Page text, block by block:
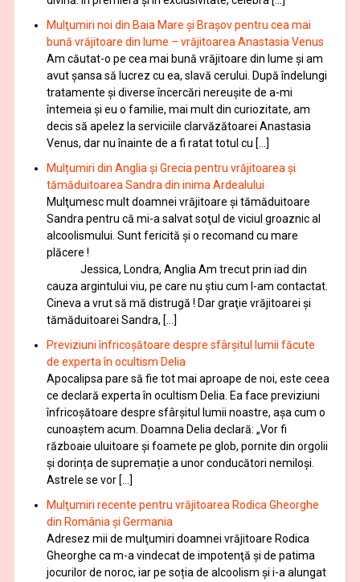
Mulţumiri noi din Baia Mare și Brașov pentru cea mai
bună vrăjitoare din lume – vrăjitoarea Anastasia Venus
Am căutat-o pe cea mai bună vrăjitoare din lume și am
avut șansa să lucrez cu ea, slavă cerului. După îndelungi
tratamente şi diverse încercări nereușite de a-mi
întemeia şi eu o familie, mai mult din curiozitate, am
decis să apelez la serviciile clarvăzătoarei Anastasia
Venus, dar nu înainte de a fi ratat totul cu […]
Mulțumiri din Anglia și Grecia pentru vrăjitoarea și
tămăduitoarea Sandra din inima Ardealului
Mulţumesc mult doamnei vrăjitoare și tămăduitoare
Sandra pentru că mi-a salvat soţul de viciul groaznic al
alcoolismului. Sunt fericită și o recomand cu mare
plăcere !
Jessica, Londra, Anglia Am trecut prin iad din
cauza argintului viu, pe care nu știu cum l-am contactat.
Cineva a vrut să mă distrugă ! Dar graţie vrăjitoarei și
tămăduitoarei Sandra, […]
Previziuni înfricoșătoare despre sfârșitul lumii făcute
de experta în ocultism Delia
Apocalipsa pare să fie tot mai aproape de noi, este ceea
ce declară experta în ocultism Delia. Ea face previziuni
înfricoșătoare despre sfârșitul lumii noastre, așa cum o
cunoaștem acum. Doamna Delia declară: „Vor fi
războaie uluitoare și foamete pe glob, pornite din orgolii
și dorința de supremație a unor conducători nemiloși.
Astrele se vor […]
Mulţumiri recente pentru vrăjitoarea Rodica Gheorghe
din România și Germania
Adresez mii de mulţumiri doamnei vrăjitoare Rodica
Gheorghe ca m-a vindecat de impotenţă şi de patima
jocurilor de noroc, iar pe soția de alcoolism și i-a alungat